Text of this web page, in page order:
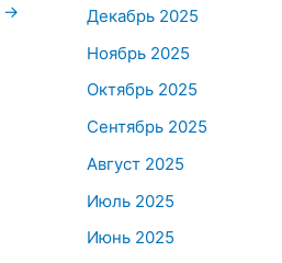
→
Декабрь 2025
Ноябрь 2025
Октябрь 2025
Сентябрь 2025
Август 2025
Июль 2025
Июнь 2025